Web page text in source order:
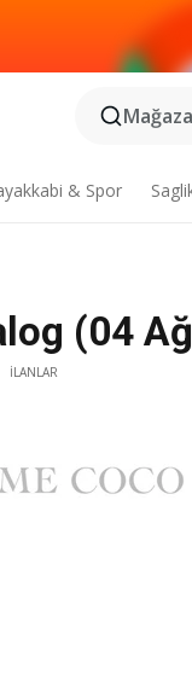
& Spor
(04
İLANLAR